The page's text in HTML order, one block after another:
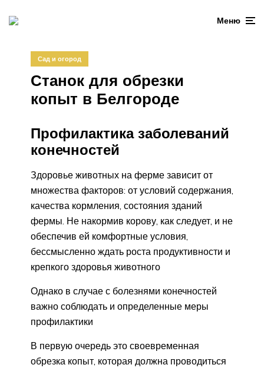
Меню
Сад и огород
Станок для обрезки
копыт в Белгороде
Профилактика заболеваний
конечностей
Здоровье животных на ферме зависит от
множества факторов: от условий содержания,
качества кормления, состояния зданий
фермы. Не накормив корову, как следует, и не
обеспечив ей комфортные условия,
бессмысленно ждать роста продуктивности и
крепкого здоровья животного
Однако в случае с болезнями конечностей
важно соблюдать и определенные меры
профилактики
В первую очередь это своевременная
обрезка копыт, которая должна проводиться